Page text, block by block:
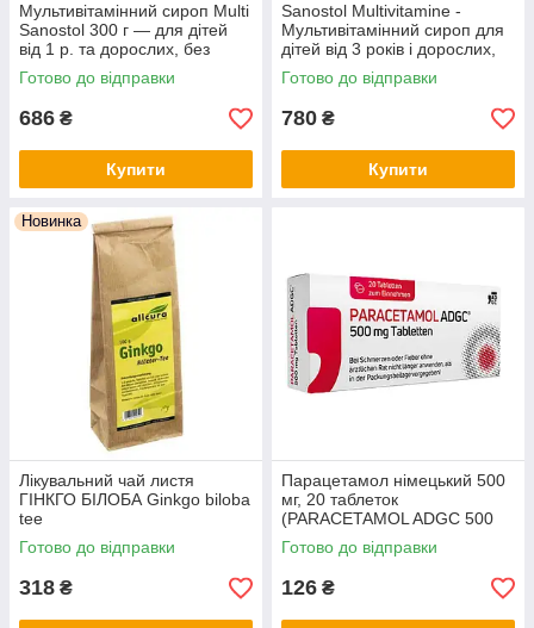
Мультивітамінний сироп Multi
Sanostol 300 г — для дітей
від 1 р. та дорослих, без
цукру, з апельсиновим
смаком, Німеччина
Готово до відправки
686 ₴
Купити
Sanostol Multivitamine -
Мультивітамінний сироп для
дітей від 3 років і дорослих,
без цукру, з натуральним
апельсиновим смаком
Готово до відправки
780 ₴
Купити
Новинка
Лікувальний чай листя
ГІНКГО БІЛОБА Ginkgo biloba
tee
Готово до відправки
318 ₴
Парацетамол німецький 500
мг, 20 таблеток
(PARACETAMOL ADGC 500
mg Tabletten, 20 St.)
Готово до відправки
126 ₴